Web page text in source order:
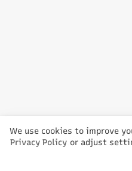
We use cookies to improve
Privacy Policy or adjust